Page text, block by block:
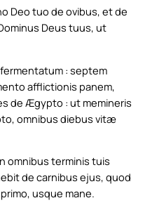
Deo tuo de ovibus, et de
Deus tuus, ut
: septem
afflictionis panem,
de Ægypto : ut memineris
omnibus diebus vitæ
omnibus terminis tuis
de carnibus ejus, quod
usque mane.